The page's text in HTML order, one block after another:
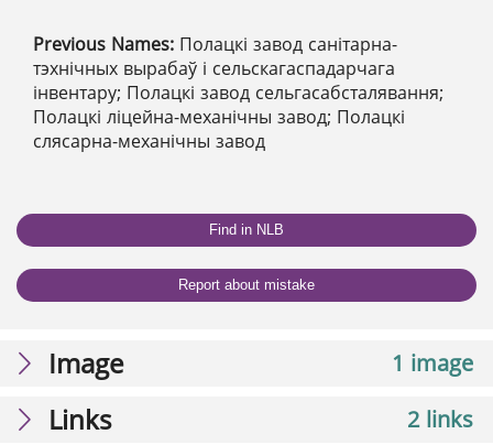
Previous Names: Полацкі завод санітарна-
тэхнічных вырабаў і сельскагаспадарчага
інвентару; Полацкі завод сельгасабсталявання;
Полацкі ліцейна-механічны завод; Полацкі
слясарна-механічны завод
Find in NLB
Report about mistake
1 image
Image
2 links
Links